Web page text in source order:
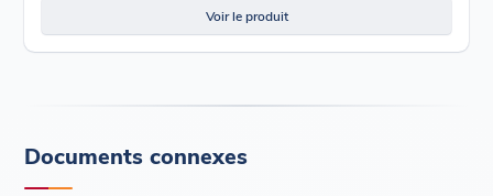
Voir le produit
Documents connexes